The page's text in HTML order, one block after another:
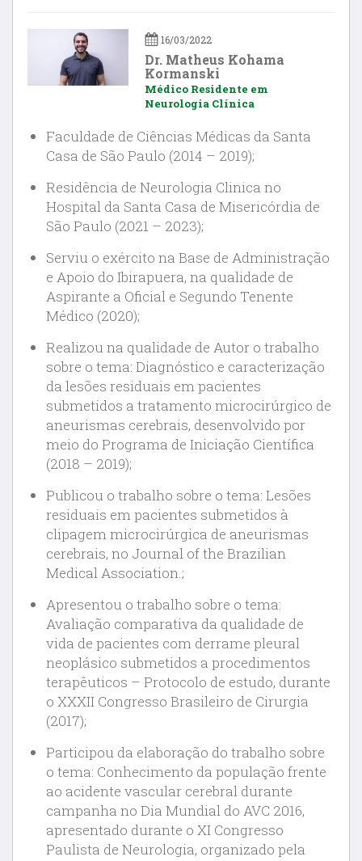
16/03/2022
Dr. Matheus Kohama
Kormanski
Médico Residente em
Neurologia Clínica
Faculdade de Ciências Médicas da Santa
Casa de São Paulo (2014 – 2019);
Residência de Neurologia Clinica no
Hospital da Santa Casa de Misericórdia de
São Paulo (2021 – 2023);
Serviu o exército na Base de Administração
e Apoio do Ibirapuera, na qualidade de
Aspirante a Oficial e Segundo Tenente
Médico (2020);
Realizou na qualidade de Autor o trabalho
sobre o tema: Diagnóstico e caracterização
da lesões residuais em pacientes
submetidos a tratamento microcirúrgico de
aneurismas cerebrais, desenvolvido por
meio do Programa de Iniciação Científica
(2018 – 2019);
Publicou o trabalho sobre o tema: Lesões
residuais em pacientes submetidos à
clipagem microcirúrgica de aneurismas
cerebrais, no Journal of the Brazilian
Medical Association.;
Apresentou o trabalho sobre o tema:
Avaliação comparativa da qualidade de
vida de pacientes com derrame pleural
neoplásico submetidos a procedimentos
terapêuticos – Protocolo de estudo, durante
o XXXII Congresso Brasileiro de Cirurgia
(2017);
Participou da elaboração do trabalho sobre
o tema: Conhecimento da população frente
ao acidente vascular cerebral durante
campanha no Dia Mundial do AVC 2016,
apresentado durante o XI Congresso
Paulista de Neurologia, organizado pela